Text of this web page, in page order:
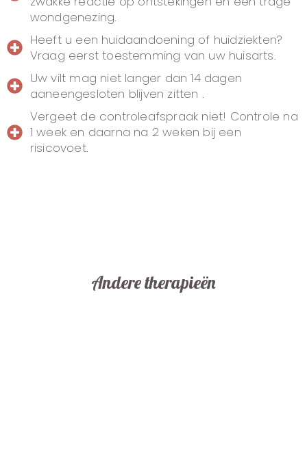
wondgenezing.
Heeft u een huidaandoening of huidziekten?
Vraag eerst toestemming van uw huisarts.
Uw vilt mag niet langer dan 14 dagen
aaneengesloten blijven zitten .
Vergeet de controleafspraak niet! Controle na
1 week en daarna na 2 weken bij een
risicovoet.
Andere therapieën